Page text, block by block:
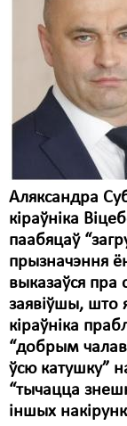
Аляксандра
кіраўніка
паабяцаў
прызначэння
выказаўся пра
заявіўшы, што
кіраўніка
“добрым
ўсю катушку”
“тычацца
іншых
Дыскрымінацыя
Затрыманьні
Карная псыхіятрыя
КПЧ ААН
Культурныя правы
Мігранты
Мірныя сходы
Палітвязьні
Праваабаронцы
Правы дзіцяці
Пэнітэнцыярная